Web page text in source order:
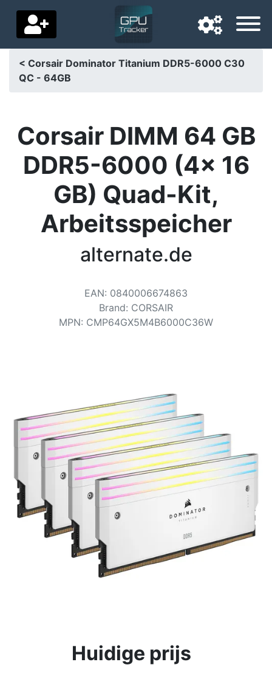
Navigatietaal
Startpagina
Prijs daalt
Instellingen
Steun ons
Neem contact met ons op
< Corsair Dominator Titanium DDR5-6000 C30
QC - 64GB
Corsair DIMM 64 GB
DDR5-6000 (4x 16
GB) Quad-Kit,
Arbeitsspeicher
alternate.de
EAN: 0840006674863
Brand: CORSAIR
MPN: CMP64GX5M4B6000C36W
Huidige prijs